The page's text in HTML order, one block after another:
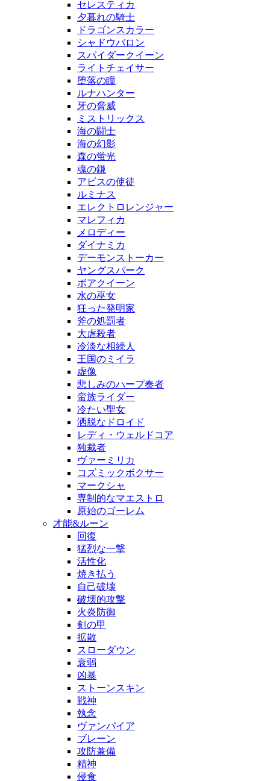
セレスティカ
夕暮れの騎士
ドラゴンスカラー
シャドウバロン
スパイダークイーン
ライトチェイサー
堕落の瞳
ルナハンター
牙の脅威
ミストリックス
海の闘士
海の幻影
森の蛍光
魂の鎌
アビスの使徒
ルミナス
エレクトロレンジャー
マレフィカ
メロディー
ダイナミカ
デーモンストーカー
ヤングスパーク
ボアクイーン
水の巫女
狂った発明家
斧の処罰者
大虐殺者
冷淡な相続人
王国のミイラ
虚像
悲しみのハープ奏者
蛮族ライダー
冷たい聖女
洒脱なドロイド
レディ・ウェルドコア
独裁者
ヴァーミリカ
コズミックボクサー
マークシャ
専制的なマエストロ
原始のゴーレム
才能&ルーン
回復
猛烈な一撃
活性化
焼き払う
自己破壊
破壊的攻撃
火炎防御
剣の甲
拡散
スローダウン
衰弱
凶暴
ストーンスキン
戦神
執念
ヴァンパイア
ブレーン
攻防兼備
精神
侵食